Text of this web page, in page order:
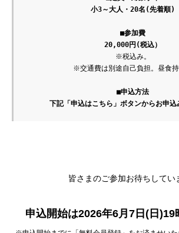
■参加費
※税込み。
※交通費は別途自己負担。昼食持
■申込方法
下記「申込はこちら」ボタンからお申込
皆さまのご参加お待ちしてい
申込開始は2026年6月7日(日